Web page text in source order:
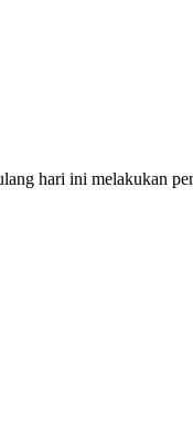
hari ini melakukan